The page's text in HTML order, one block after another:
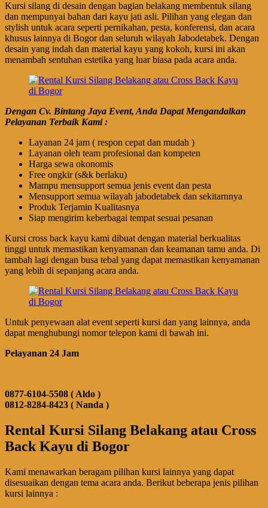
Kursi silang di desain dengan bagian belakang membentuk silang
dan mempunyai bahan dari kayu jati asli. Pilihan yang elegan dan
stylish untuk acara seperti pernikahan, pesta, konferensi, dan acara
khusus lainnya di Bogor dan seluruh wilayah Jabodetabek. Dengan
desain yang indah dan material kayu yang kokoh, kursi ini akan
menambah sentuhan estetika yang luar biasa pada acara anda.
Dengan Cv. Bintang Jaya Event, Anda Dapat Mengandalkan
Pelayanan Terbaik Kami :
Layanan 24 jam ( respon cepat dan mudah )
Layanan oleh team profesional dan kompeten
Harga sewa okonomis
Free ongkir (s&k berlaku)
Mampu mensupport semua jenis event dan pesta
Mensupport semua wilayah jabodetabek dan sekitarnnya
Produk Terjamin Kualitasnya
Siap mengirim keberbagai tempat sesuai pesanan
Kursi cross back kayu kami dibuat dengan material berkualitas
tinggi untuk memastikan kenyamanan dan keamanan tamu anda. Di
tambah lagi dengan busa tebal yang dapat memastikan kenyamanan
yang lebih di sepanjang acara anda.
Untuk penyewaan alat event seperti kursi dan yang lainnya, anda
dapat menghubungi nomor telepon kami di bawah ini.
Pelayanan 24 Jam
0877-6104-5508 ( Aldo )
0812-8284-8423 ( Nanda )
Rental Kursi Silang Belakang atau Cross
Back Kayu di Bogor
Kami menawarkan beragam pilihan kursi lainnya yang dapat
disesuaikan dengan tema acara anda. Berikut beberapa jenis pilihan
kursi lainnya :